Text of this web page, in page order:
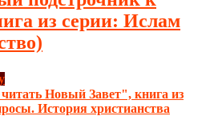
из серии: Ислам